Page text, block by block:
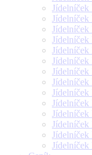
Jídelníček
Jídelníček
Jídelníček
Jídelníček
Jídelníček
Jídelníček
Jídelníček
Jídelníček
Jídelníček
Jídelníček
Jídelníček
Jídelníček